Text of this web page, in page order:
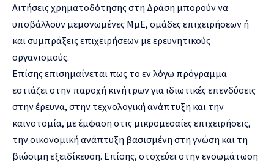
Αιτήσεις χρηματοδότησης στη Δράση μπορούν να
υποβάλλουν μεμονωμένες ΜμΕ, ομάδες επιχειρήσεων ή
και συμπράξεις επιχειρήσεων με ερευνητικούς
οργανισμούς.
Επίσης επισημαίνεται πως το εν λόγω πρόγραμμα
εστιάζει στην παροχή κινήτρων για ιδιωτικές επενδύσεις
στην έρευνα, στην τεχνολογική ανάπτυξη και την
καινοτομία, με έμφαση στις μικρομεσαίες επιχειρήσεις,
την οικονομική ανάπτυξη βασισμένη στη γνώση και τη
βιώσιμη εξειδίκευση. Επίσης, στοχεύει στην ενσωμάτωση